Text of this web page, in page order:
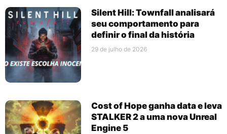
Silent Hill: Townfall analisará
seu comportamento para
definir o final da história
29 de julho de 2026
Cost of Hope ganha data e leva
STALKER 2 a uma nova Unreal
Engine 5